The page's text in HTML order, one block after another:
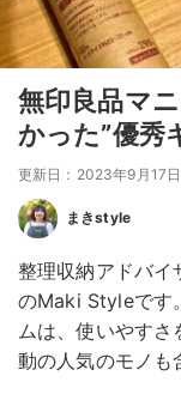
無印良品マ
かった”優秀
更新日：2023年9月17日
まきstyle
整理収納アドバイ
のMaki Styleです
ムは、使いやすさ
動の人気のモノも